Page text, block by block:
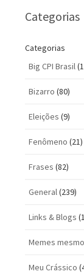
Categorias
Categorias
Big CPI Brasil
Bizarro (80)
Eleições (9)
Fenômeno (21)
Frases (82)
General(239)
Links & Blogs
Memes mesmo
Meu Crássico